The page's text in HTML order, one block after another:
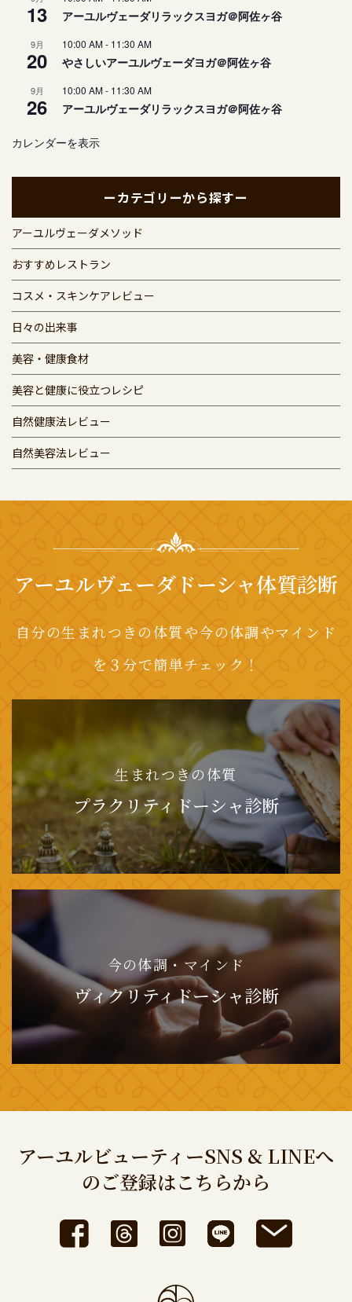
13 アーユルヴェーダリラックスヨガ＠阿佐ヶ谷
9月
20
10:00 AM- 11:30 AM
やさしいアーユルヴェーダヨガ＠阿佐ヶ谷
9月
26
10:00 AM- 11:30 AM
アーユルヴェーダリラックスヨガ＠阿佐ヶ谷
カレンダーを表示
ーカテゴリーから探すー
アーユルヴェーダメソッド
おすすめレストラン
コスメ・スキンケアレビュー
日々の出来事
美容・健康食材
美容と健康に役立つレシピ
自然健康法レビュー
自然美容法レビュー
アーユルヴェーダドーシャ体質診断
自分の生まれつきの体質や今の体調やマインド
を３分で簡単チェック！
生まれつきの体質
プラクリティドーシャ診断
今の体調・マインド
ヴィクリティドーシャ診断
アーユルビューティーSNS & LINEへ
のご登録はこちらから